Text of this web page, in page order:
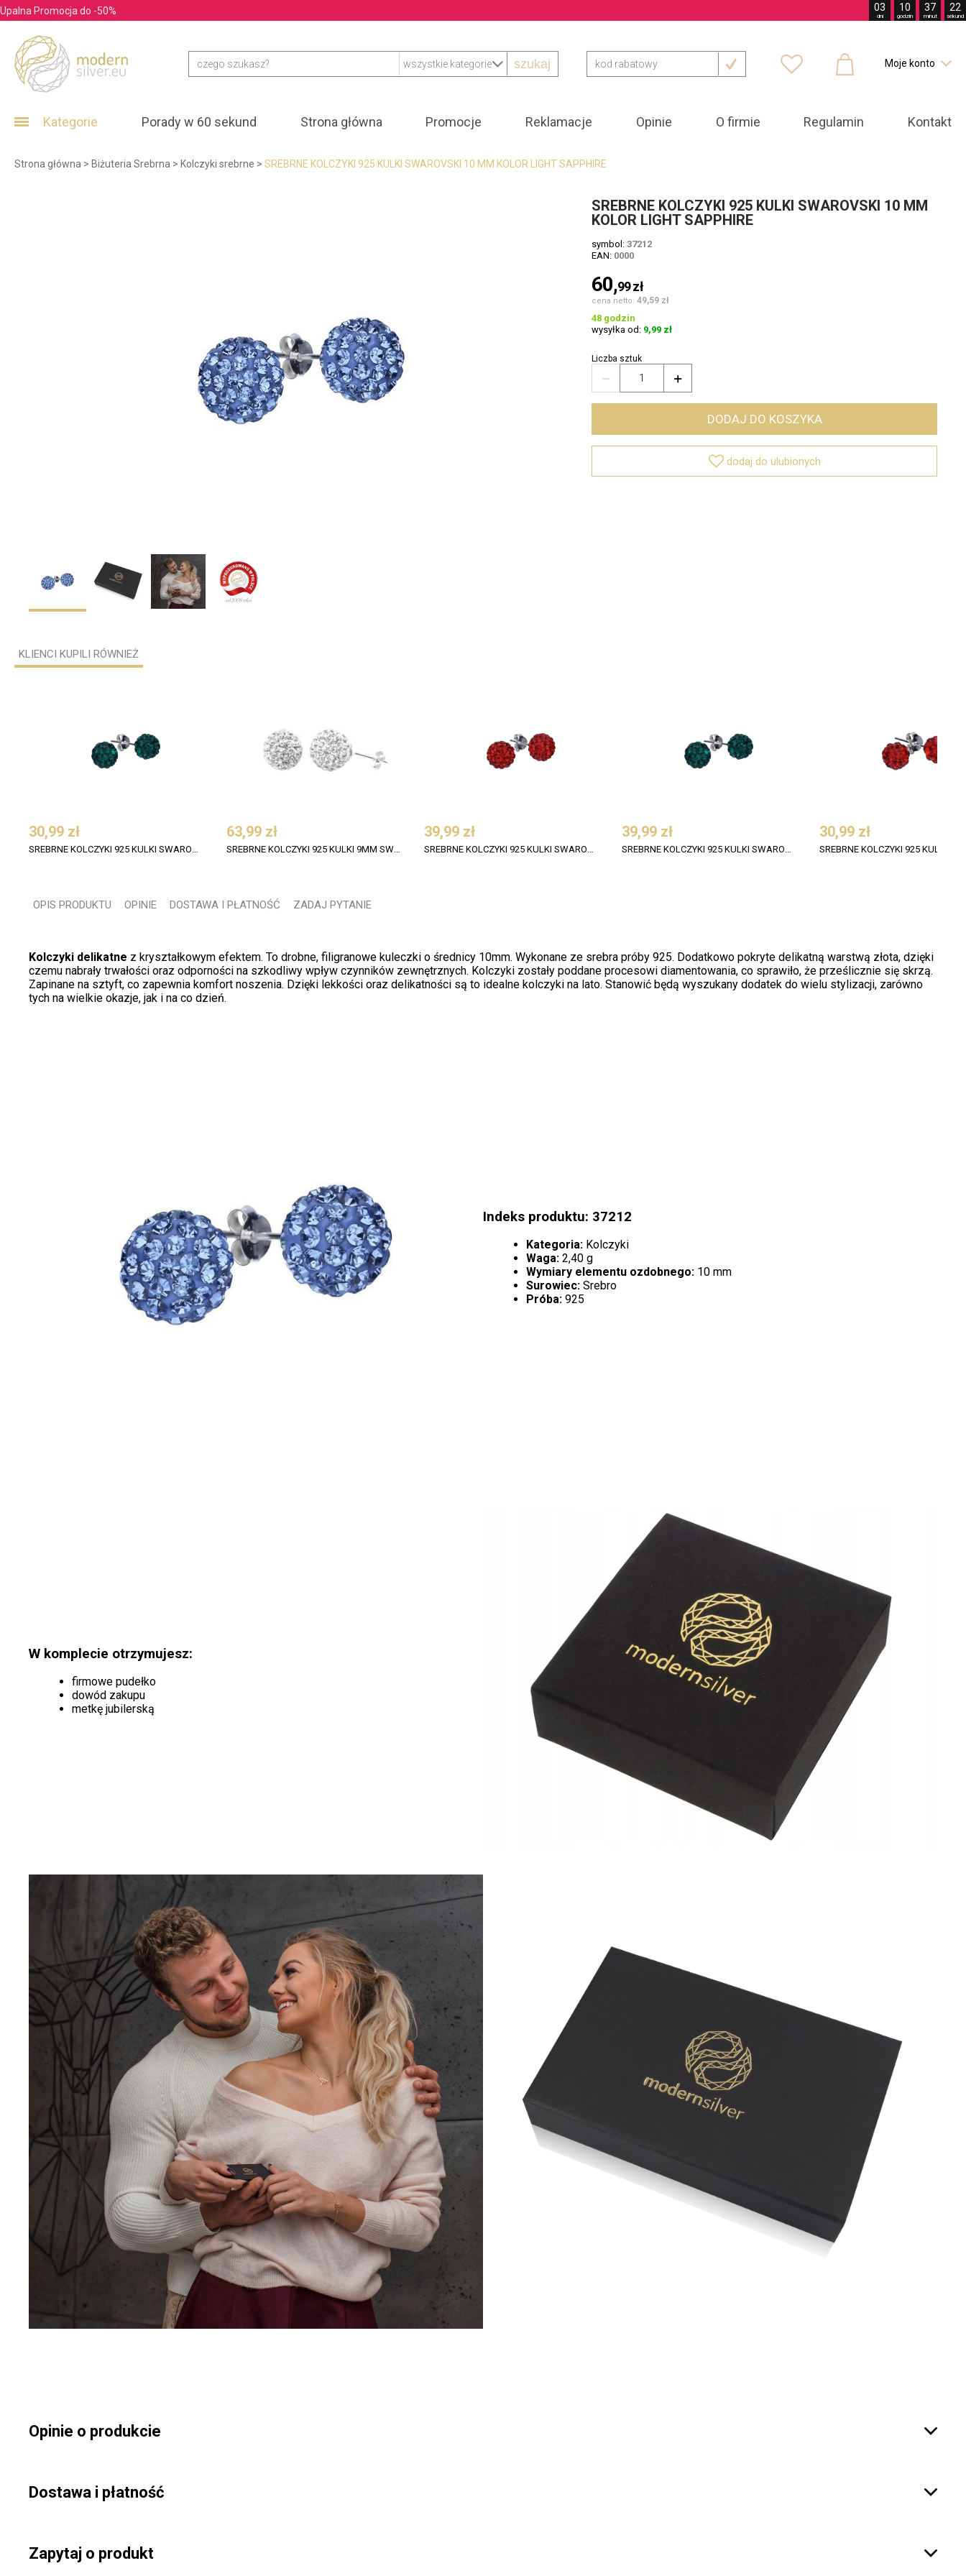
Upalna Promocja do -50% 03
dni
10
godzin
37
minut
20
sekund
szukaj    Moje konto 
Kategorie Porady w 60 sekund Strona główna Promocje Reklamacje Opinie O firmie Regulamin Kontakt
Strona główna > Biżuteria Srebrna > Kolczyki srebrne > SREBRNE KOLCZYKI 925 KULKI SWAROVSKI 10 MM KOLOR LIGHT SAPPHIRE
SREBRNE KOLCZYKI 925 KULKI SWAROVSKI 10 MM
KOLOR LIGHT SAPPHIRE
symbol:37212
EAN: 0000
60,99zł
cena netto:49,59 zł
48 godzin
wysyłka od: 9,99 zł
Liczba sztuk
 
DODAJ DO KOSZYKA
 dodaj do ulubionych
KLIENCI KUPILI RÓWNIEŻ
30,99 zł
SREBRNE KOLCZYKI 925 KULKI SWAROVSKI 6 MM EMERALD
63,99 zł
SREBRNE KOLCZYKI 925 KULKI 9MM SWAROVSKI CRYSTAL
39,99 zł
SREBRNE KOLCZYKI 925 KULKI SWAROVSKI 8 MM KOLOR LIGHT SIAM
39,99 zł
SREBRNE KOLCZYKI 925 KULKI SWAROVSKI 8 MM KOLOR EMERALD
30,99 zł
OPIS PRODUKTU OPINIE DOSTAWA I PŁATNOŚĆ ZADAJ PYTANIE
Kolczyki delikatne z kryształkowym efektem. To drobne, filigranowe kuleczki o średnicy 10mm. Wykonane ze srebra próby 925. Dodatkowo pokryte delikatną warstwą złota, dzięki
czemu nabrały trwałości oraz odporności na szkodliwy wpływ czynników zewnętrznych. Kolczyki zostały poddane procesowi diamentowania, co sprawiło, że prześlicznie się skrzą.
Zapinane na sztyft, co zapewnia komfort noszenia. Dzięki lekkości oraz delikatności są to idealne kolczyki na lato. Stanowić będą wyszukany dodatek do wielu stylizacji, zarówno
tych na wielkie okazje, jak i na co dzień.
Indeks produktu: 37212
Kategoria: Kolczyki
Waga: 2,40 g
Wymiary elementu ozdobnego: 10 mm
Surowiec: Srebro
Próba: 925
W komplecie otrzymujesz:
firmowe pudełko
dowód zakupu
metkę jubilerską
Opinie o produkcie 
Dostawa i płatność 
Zapytaj o produkt 